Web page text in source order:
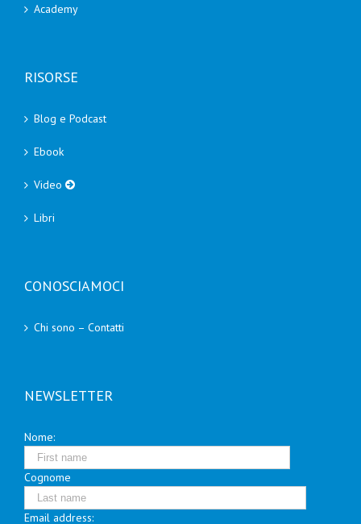
Academy
RISORSE
Blog e Podcast
Ebook
Video
Libri
CONOSCIAMOCI
Chi sono – Contatti
NEWSLETTER
Nome:
Cognome
Email address: